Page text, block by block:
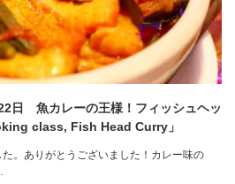
日 魚カレーの王様！フィッシュヘッ
class, Fish Head Curry」
。ありがとうございました！カレー味の